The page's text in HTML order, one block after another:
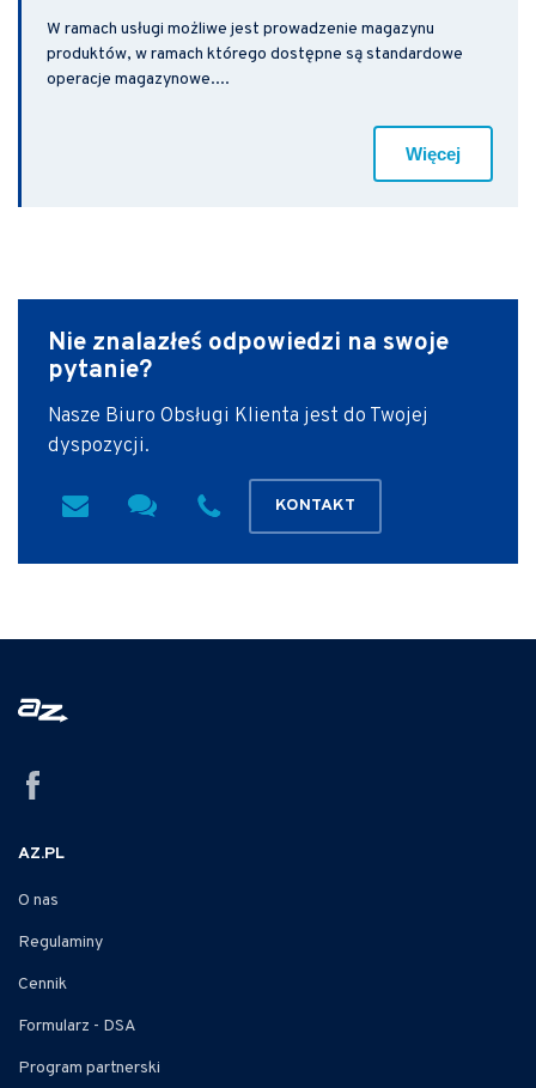
W ramach usługi możliwe jest prowadzenie magazynu
produktów, w ramach którego dostępne są standardowe
operacje magazynowe....
Więcej
Nie znalazłeś odpowiedzi na swoje
pytanie?
Nasze Biuro Obsługi Klienta jest do Twojej
dyspozycji.
KONTAKT
AZ.PL
O nas
Regulaminy
Cennik
Formularz - DSA
Program partnerski